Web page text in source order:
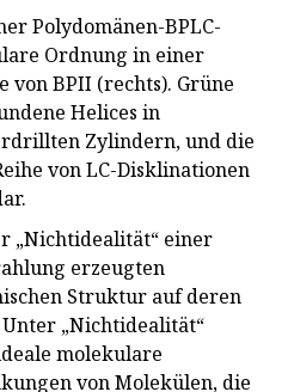
Polydomänen-BPLC-
Ordnung in einer
von BPII (rechts). Grüne
Helices in
Zylindern, und die
von LC-Disklinationen
„Nichtidealität“ einer
erzeugten
Struktur auf deren
„Nichtidealität“
molekulare
von Molekülen, die